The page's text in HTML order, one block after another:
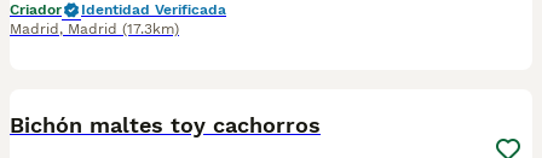
Criador
Identidad Verificada
Madrid , Madrid (17.3km)
Bichón maltes toy cachorros